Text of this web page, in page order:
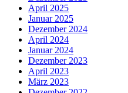
April 2025
Januar 2025
Dezember 2024
April 2024
Januar 2024
Dezember 2023
April 2023
März 2023